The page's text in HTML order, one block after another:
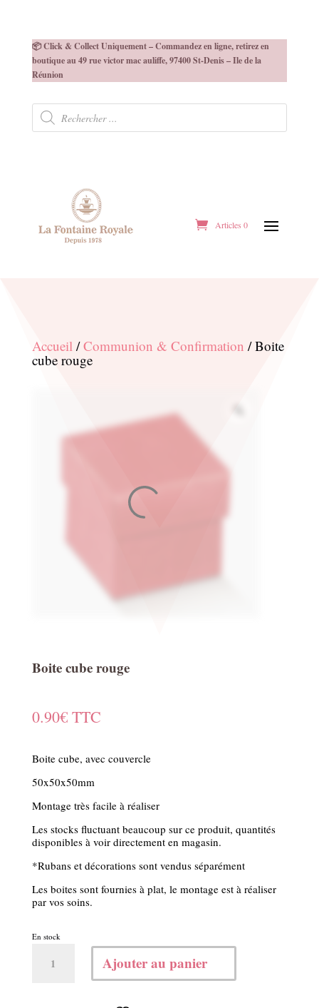
📦 Click & Collect Uniquement – Commandez en ligne, retirez en
boutique au 49 rue victor mac auliffe, 97400 St-Denis – Ile de la
Réunion
Recherche
produits
Articles 0
Accueil/Communion & Confirmation / Boite
cube rouge
Boite cube rouge
0.90€ TTC
Boite cube, avec couvercle
50x50x50mm
Montage très facile à réaliser
Les stocks fluctuant beaucoup sur ce produit, quantités
disponibles à voir directement en magasin.
*Rubans et décorations sont vendus séparément
Les boites sont fournies à plat, le montage est à réaliser
par vos soins.
En stock
Ajouter au panier